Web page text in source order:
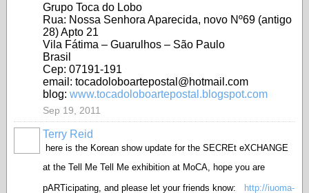
Grupo Toca do Lobo
Rua: Nossa Senhora Aparecida, novo Nº69 (antigo
28) Apto 21
Vila Fátima – Guarulhos – São Paulo
Brasil
Cep: 07191-191
email: tocadoloboartepostal@hotmail.com
blog: www.tocadoloboartepostal.blogspot.com
Sep 19, 2011
Terry Reid
here is the Korean show update for the SECREt eXCHANGE
at the Tell Me Tell Me exhibition at MoCA, hope you are
pARTicipating, and please let your friends know:
http://iuoma-